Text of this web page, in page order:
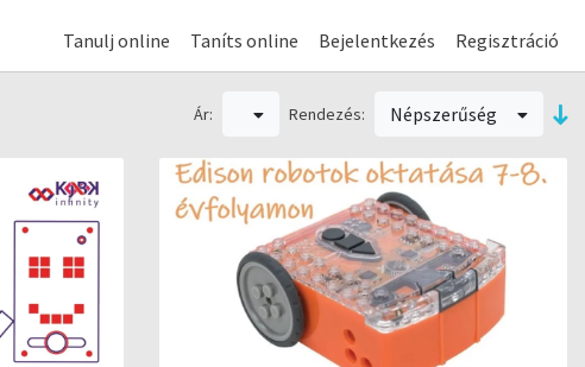
Tanulj online Taníts online Bejelentkezés Regisztráció
Ár: Rendezés: Népszerűség